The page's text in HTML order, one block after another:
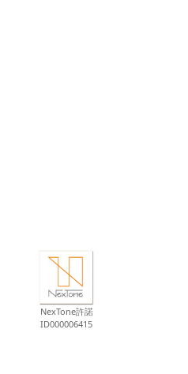
NexTone許諾
ID000006415